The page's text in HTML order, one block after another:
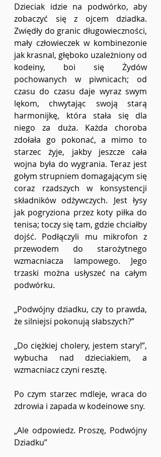
Dzieciak idzie na podwórko, aby
zobaczyć się z ojcem dziadka.
Zwiędły do ​​granic długowieczności,
mały człowieczek w kombinezonie
jak krasnal, głęboko uzależniony od
kodeiny, boi się Żydów
pochowanych w piwnicach; od
czasu do czasu daje wyraz swym
lękom, chwytając swoją starą
harmonijkę, która stała się dla
niego za duża. Każda choroba
zdołała go pokonać, a mimo to
starzec żyje, jakby jeszcze cała
wojna była do wygrania. Teraz jest
gołym strupniem domagającym się
coraz rzadszych w konsystencji
składników odżywczych. Jest łysy
jak pogryziona przez koty piłka do
tenisa; toczy się tam, gdzie chciałby
dojść. Podłączyli mu mikrofon z
przewodem do starożytnego
wzmacniacza lampowego. Jego
trzaski można usłyszeć na całym
podwórku.
„Podwójny dziadku, czy to prawda,
że ​​silniejsi pokonują słabszych?”
„Do ciężkiej cholery, jestem stary!”,
wybucha nad dzieciakiem, a
wzmacniacz czyni resztę.
Po czym starzec mdleje, wraca do
zdrowia i zapada w kodeinowe sny.
„Ale odpowiedz. Proszę, Podwójny
Dziadku”